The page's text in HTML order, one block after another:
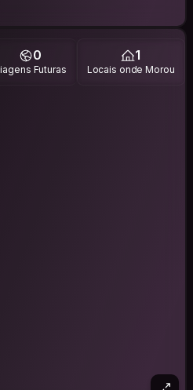
0
Futuras
1
Locais onde Morou